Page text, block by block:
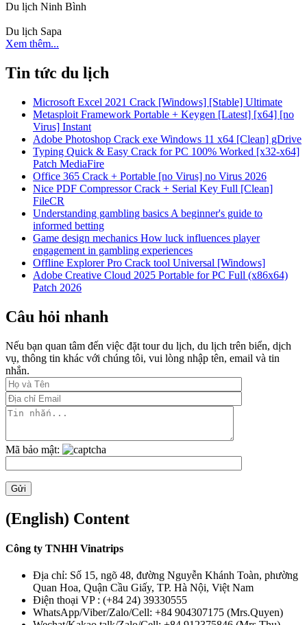
Du lịch Ninh Bình
Du lịch Sapa
Xem thêm...
Tin tức du lịch
Microsoft Excel 2021 Crack [Windows] [Stable] Ultimate
Metasploit Framework Portable + Keygen [Latest] [x64] [no
Virus] Instant
Adobe Photoshop Crack exe Windows 11 x64 [Clean] gDrive
Typing Quick & Easy Crack for PC 100% Worked [x32-x64]
Patch MediaFire
Office 365 Crack + Portable [no Virus] no Virus 2026
Nice PDF Compressor Crack + Serial Key Full [Clean]
FileCR
Understanding gambling basics A beginner's guide to
informed betting
Game design mechanics How luck influences player
engagement in gambling experiences
Offline Explorer Pro Crack tool Universal [Windows]
Adobe Creative Cloud 2025 Portable for PC Full (x86x64)
Patch 2026
Câu hỏi nhanh
Nếu bạn quan tâm đến việc đặt tour du lịch, du lịch trên biển, dịch
vụ, thông tin khác với chúng tôi, vui lòng nhập tên, email và tin
nhắn.
Mã bảo mật:
(English) Content
Công ty TNHH Vinatrips
Địa chỉ: Số 15, ngõ 48, đường Nguyễn Khánh Toàn, phường
Quan Hoa, Quận Cầu Giấy, TP. Hà Nội, Việt Nam
Điện thoại VP : (+84 24) 39330555
WhatsApp/Viber/Zalo/Cell: +84 904307175 (Mrs.Quyen)